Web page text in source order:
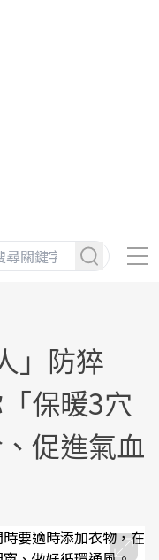
」防猝
保暖3穴
促進氣血